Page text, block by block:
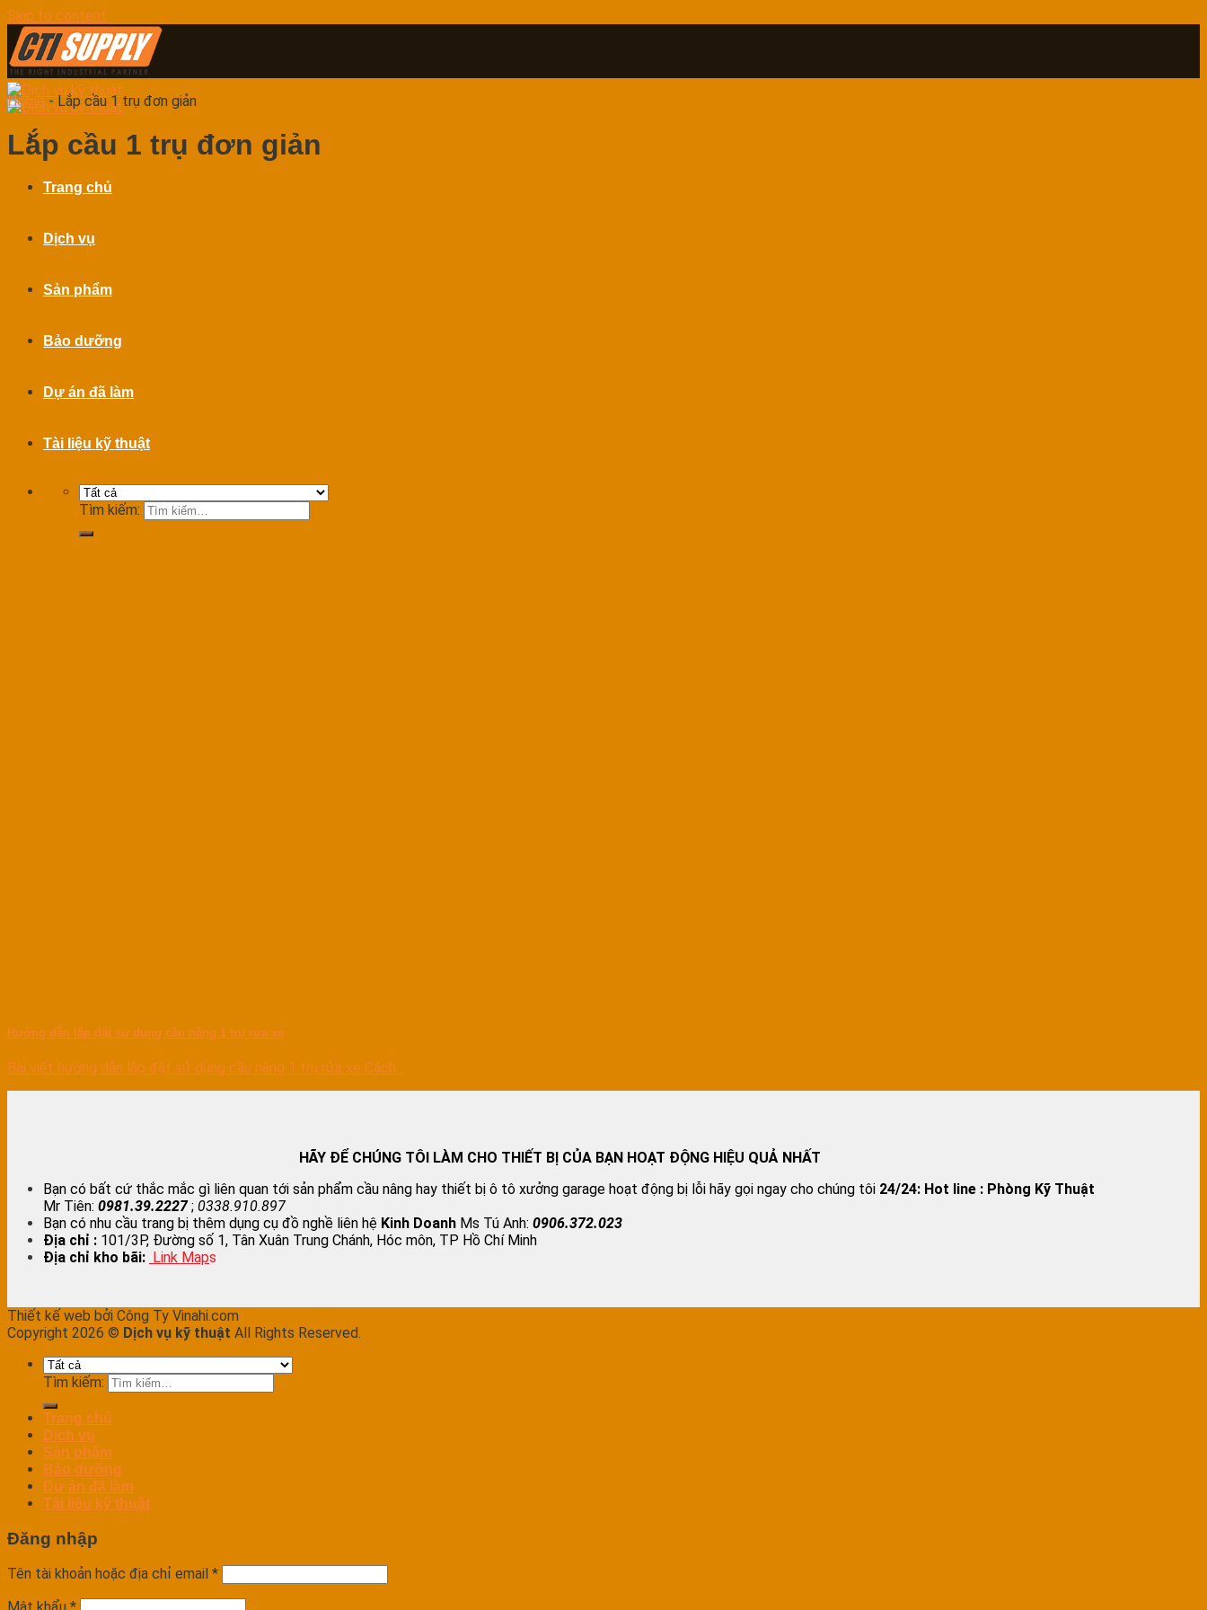
Skip to content
Trang chủ
Dịch vụ
Sản phẩm
Bảo dưỡng
Dự án đã làm
Tài liệu kỹ thuật
Tìm kiếm:
Home-Lắp cầu 1 trụ đơn giản
Lắp cầu 1 trụ đơn giản
Hướng dẫn lắp đặt sử dụng cầu nâng 1 trụ rửa xe
Bài viết hướng dẫn lắp đặt sử dụng cầu nâng 1 trụ rửa xe Cách...
HÃY ĐỂ CHÚNG TÔI LÀM CHO THIẾT BỊ CỦA BẠN HOẠT ĐỘNG HIỆU QUẢ NHẤT
Bạn có bất cứ thắc mắc gì liên quan tới sản phẩm cầu nâng hay thiết bị ô tô xưởng garage hoạt động bị lỗi hãy gọi ngay cho chúng tôi 24/24: Hot line : Phòng Kỹ Thuật
Mr Tiên: 0981.39.2227; 0338.910.897
Bạn có nhu cầu trang bị thêm dụng cụ đồ nghề liên hệ Kinh Doanh Ms Tú Anh: 0906.372.023
Địa chỉ : 101/3P, Đường số 1, Tân Xuân Trung Chánh, Hóc môn, TP Hồ Chí Minh
Địa chỉ kho bãi: Link Maps
Thiết kế web bởi Công Ty Vinahi.com
Copyright 2026 © Dịch vụ kỹ thuật All Rights Reserved.
Tìm kiếm:
Trang chủ
Dịch vụ
Sản phẩm
Bảo dưỡng
Dự án đã làm
Tài liệu kỹ thuật
Đăng nhập
Tên tài khoản hoặc địa chỉ email *